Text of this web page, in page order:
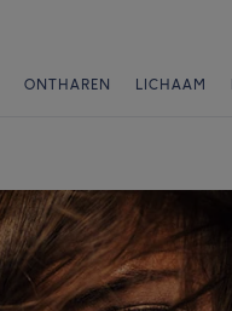
ONTHAREN LICHAAM